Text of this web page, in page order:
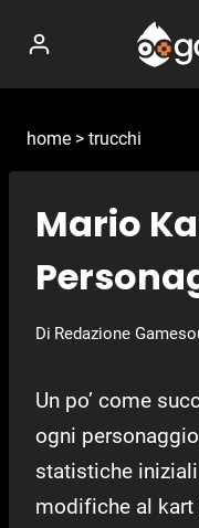
contenuto
home > trucchi
Mario
Di Redazione
Un po’ come
ogni
statistiche
modifiche al kart